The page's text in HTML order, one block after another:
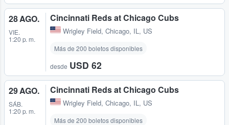
28 AGO.
VIE.
1:20 p. m.
Cincinnati Reds at Chicago Cubs
Wrigley Field, Chicago, IL, US
Más de 200 boletos disponibles
desde USD 62
29 AGO.
SÁB.
1:20 p. m.
Cincinnati Reds at Chicago Cubs
Wrigley Field, Chicago, IL, US
Más de 200 boletos disponibles